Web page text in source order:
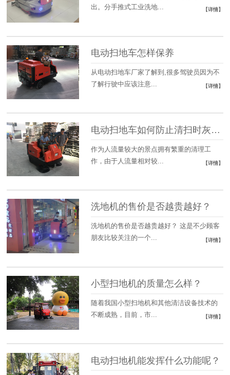
出。分手推式工业洗地...
【详情】
电动扫地车怎样保养
从电动扫地车厂家了解到,很多驾驶员因为不
了解行驶中应该注意...
【详情】
电动扫地车如何防止清扫时灰尘飞扬
作为人流量较大的景点拥有繁重的清理工
作，由于人流量相对较...
【详情】
洗地机的售价是否越贵越好？
洗地机的售价是否越贵越好？ 这是不少顾客
朋友比较关注的一个...
【详情】
小型扫地机的质量怎么样？
随着我国小型扫地机和其他清洁设备技术的
不断成熟，目前，市...
【详情】
电动扫地机能发挥什么功能呢？